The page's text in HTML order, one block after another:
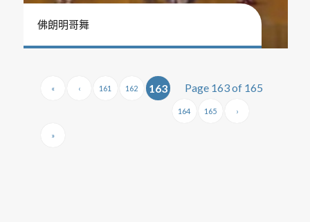
佛朗明哥舞
Page 163 of 165
« ‹ 161 162 163
164 165 ›
»